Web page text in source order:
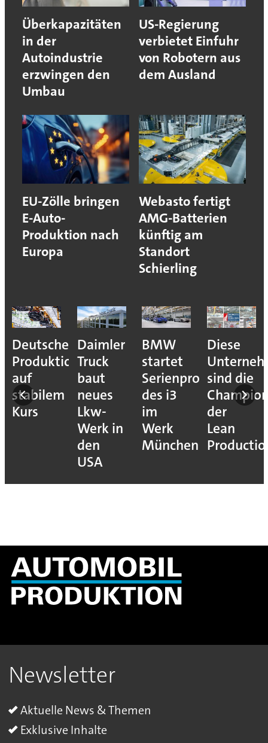
Überkapazitäten
in der
Autoindustrie
erzwingen den
Umbau
US-Regierung
verbietet Einfuhr
von Robotern aus
dem Ausland
EU-Zölle bringen
E-Auto-
Produktion nach
Europa
Webasto fertigt
AMG-Batterien
künftig am
Standort
Schierling
Deutsche
Produktion
auf
stabilem
Kurs
Daimler
Truck
baut
neues
Lkw-
Werk in
den
USA
BMW
startet
Serienproduktion
des i3
im
Werk
München
Diese
sind die
der
Lean
Newsletter
Aktuelle News & Themen
Exklusive Inhalte